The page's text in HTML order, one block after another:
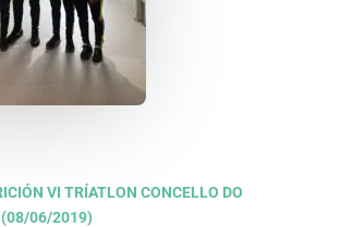
VI TRÍATLON CONCELLO DO
(08/06/2019)